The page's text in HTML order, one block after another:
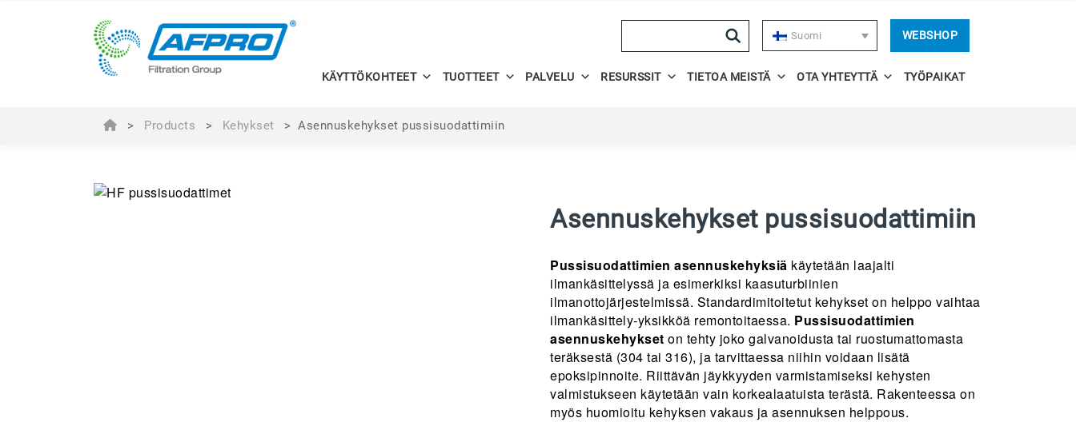
Suomi WEBSHOP
KÄYTTÖKOHTEET TUOTTEET PALVELU RESURSSIT TIETOA MEISTÄ OTA YHTEYTTÄ TYÖPAIKAT
> Products > Kehykset > Asennuskehykset pussisuodattimiin
Asennuskehykset pussisuodattimiin
Pussisuodattimien asennuskehyksiä käytetään laajalti
ilmankäsittelyssä ja esimerkiksi kaasuturbiinien
ilmanottojärjestelmissä. Standardimitoitetut kehykset on helppo vaihtaa
ilmankäsittely-yksikköä remontoitaessa. Pussisuodattimien
asennuskehykset on tehty joko galvanoidusta tai ruostumattomasta
teräksestä (304 tai 316), ja tarvittaessa niihin voidaan lisätä
epoksipinnoite. Riittävän jäykkyyden varmistamiseksi kehysten
valmistukseen käytetään vain korkealaatuista terästä. Rakenteessa on
myös huomioitu kehyksen vakaus ja asennuksen helppous.